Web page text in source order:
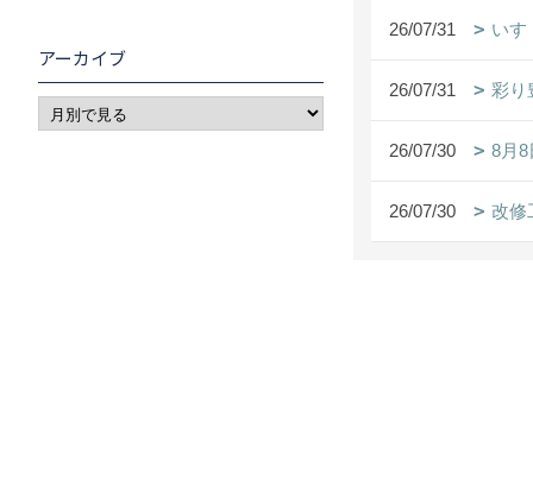
26/07/31 いす
26/07/31 彩り
26/07/30 8月8
26/07/30 改修
アーカイブ